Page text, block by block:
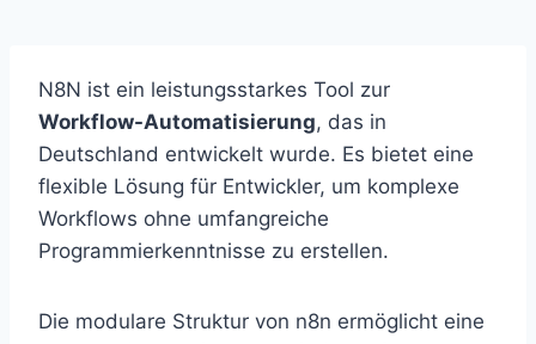
N8N ist ein leistungsstarkes Tool zur
Workflow-Automatisierung, das in
Deutschland entwickelt wurde. Es bietet eine
flexible Lösung für Entwickler, um komplexe
Workflows ohne umfangreiche
Programmierkenntnisse zu erstellen.
Die modulare Struktur von n8n ermöglicht eine